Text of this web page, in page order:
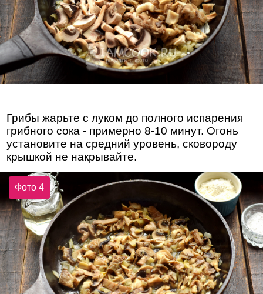
Грибы жарьте с луком до полного испарения
грибного сока - примерно 8-10 минут. Огонь
установите на средний уровень, сковороду
крышкой не накрывайте.
Фото 4